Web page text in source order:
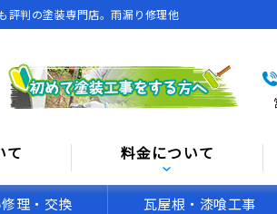
評判の塗装専門店。雨漏り修理他
て 料金について
理・交換 瓦屋根・漆喰工事